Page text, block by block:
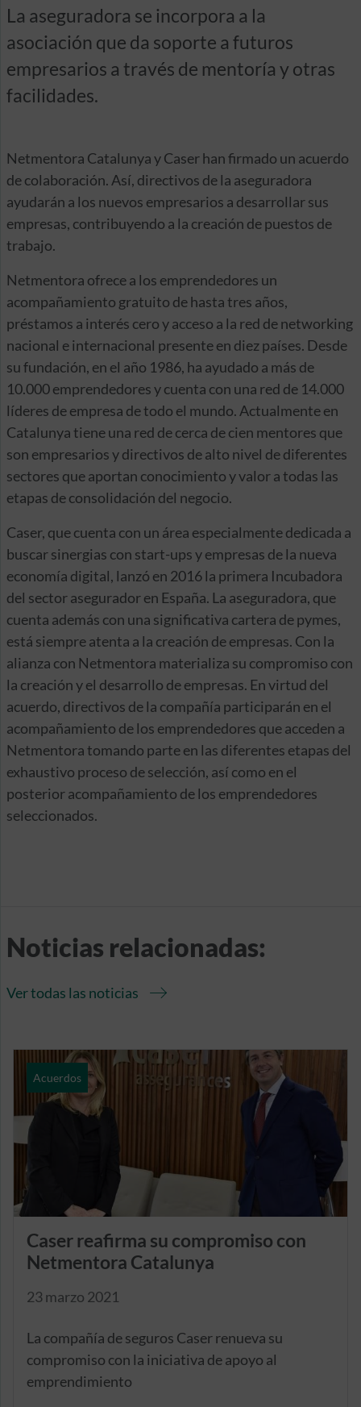
La aseguradora se incorpora a la
asociación que da soporte a futuros
empresarios a través de mentoría y otras
facilidades.
Netmentora Catalunya y Caser han firmado un acuerdo
de colaboración. Así, directivos de la aseguradora
ayudarán a los nuevos empresarios a desarrollar sus
empresas, contribuyendo a la creación de puestos de
trabajo.
Netmentora ofrece a los emprendedores un
acompañamiento gratuito de hasta tres años,
préstamos a interés cero y acceso a la red de networking
nacional e internacional presente en diez países. Desde
su fundación, en el año 1986, ha ayudado a más de
10.000 emprendedores y cuenta con una red de 14.000
líderes de empresa de todo el mundo. Actualmente en
Catalunya tiene una red de cerca de cien mentores que
son empresarios y directivos de alto nivel de diferentes
sectores que aportan conocimiento y valor a todas las
etapas de consolidación del negocio.
Caser, que cuenta con un área especialmente dedicada a
buscar sinergias con start-ups y empresas de la nueva
economía digital, lanzó en 2016 la primera Incubadora
del sector asegurador en España. La aseguradora, que
cuenta además con una significativa cartera de pymes,
está siempre atenta a la creación de empresas. Con la
alianza con Netmentora materializa su compromiso con
la creación y el desarrollo de empresas. En virtud del
acuerdo, directivos de la compañía participarán en el
acompañamiento de los emprendedores que acceden a
Netmentora tomando parte en las diferentes etapas del
exhaustivo proceso de selección, así como en el
posterior acompañamiento de los emprendedores
seleccionados.
Noticias relacionadas:
Ver todas las noticias
Acuerdos
Caser reafirma su compromiso con
Netmentora Catalunya
23 marzo 2021
La compañía de seguros Caser renueva su
compromiso con la iniciativa de apoyo al
emprendimiento